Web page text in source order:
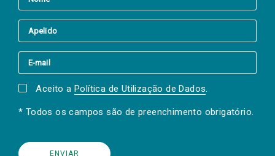
Aceito a Política de Utilização de Dados.
* Todos os campos são de preenchimento obrigatório.